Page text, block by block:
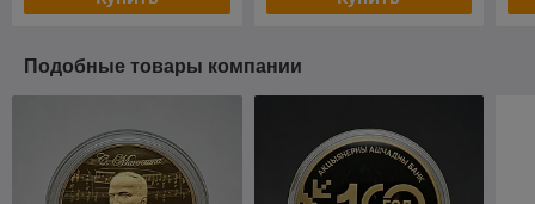
Подобные товары компании